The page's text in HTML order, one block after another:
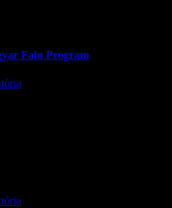
Falu Program